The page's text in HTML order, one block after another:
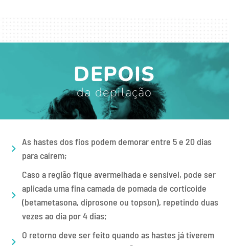
As hastes dos fios podem demorar entre 5 e 20 dias
para caírem;
Caso a região fique avermelhada e sensível, pode ser
aplicada uma fina camada de pomada de corticoide
(betametasona, diprosone ou topson), repetindo duas
vezes ao dia por 4 dias;
O retorno deve ser feito quando as hastes já tiverem
DEPOIS
da depilação